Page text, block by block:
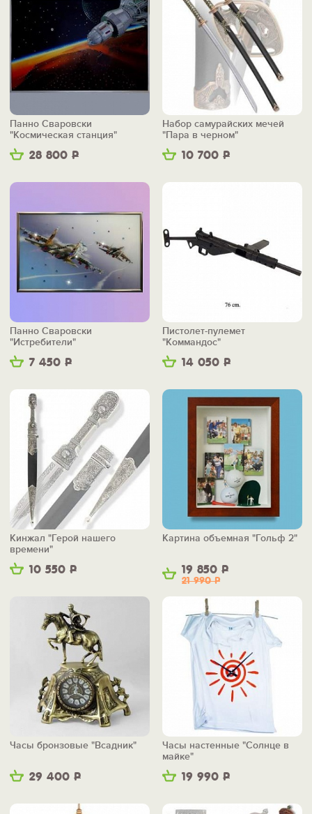
28 800 Р
Панно Сваровски
"Космическая станция"
10 700 Р
Набор самурайских мечей
"Пара в черном"
7 450 Р
Панно Сваровски
"Истребители"
14 050 Р
Пистолет-пулемет
"Коммандос"
10 550 Р
Кинжал "Герой нашего
времени"
19 850 Р
21 990Р
Картина объемная "Гольф 2"
29 400 Р
Часы бронзовые "Всадник"
19 990 Р
Часы настенные "Солнце в
майке"